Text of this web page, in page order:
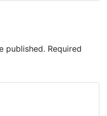
published. Required